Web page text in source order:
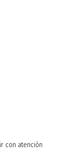
con atención